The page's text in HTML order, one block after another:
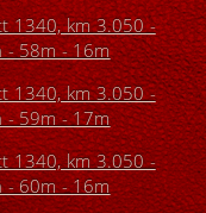
1340, km 3.050 -
58m - 16m
1340, km 3.050 -
- 59m - 17m
1340, km 3.050 -
- 60m - 16m